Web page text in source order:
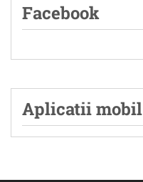
Facebook
Aplicatii mobil